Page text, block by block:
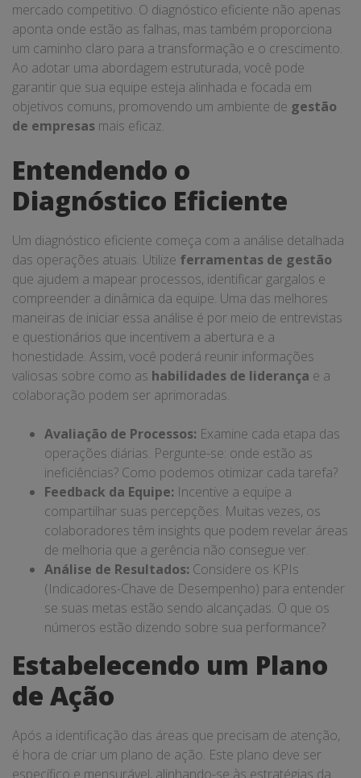
mercado competitivo. O diagnóstico eficiente não apenas
aponta onde estão as falhas, mas também proporciona
um caminho claro para a transformação e o crescimento.
Ao adotar uma abordagem estruturada, você pode
garantir que sua equipe esteja alinhada e focada em
objetivos comuns, promovendo um ambiente de gestão
de empresas mais eficaz.
Entendendo o
Diagnóstico Eficiente
Um diagnóstico eficiente começa com a análise detalhada
das operações atuais. Utilize ferramentas de gestão
que ajudem a mapear processos, identificar gargalos e
compreender a dinâmica da equipe. Uma das melhores
maneiras de iniciar essa análise é por meio de entrevistas
e questionários que incentivem a abertura e a
honestidade. Assim, você poderá reunir informações
valiosas sobre como as habilidades de liderança e a
colaboração podem ser aprimoradas.
Avaliação de Processos: Examine cada etapa das
operações diárias. Pergunte-se: onde estão as
ineficiências? Como podemos otimizar cada tarefa?
Feedback da Equipe: Incentive a equipe a
compartilhar suas percepções. Muitas vezes, os
colaboradores têm insights que podem revelar áreas
de melhoria que a gerência não consegue ver.
Análise de Resultados: Considere os KPIs
(Indicadores-Chave de Desempenho) para entender
se suas metas estão sendo alcançadas. O que os
números estão dizendo sobre sua performance?
Estabelecendo um Plano
de Ação
Após a identificação das áreas que precisam de atenção,
é hora de criar um plano de ação. Este plano deve ser
específico e mensurável, alinhando-se às estratégias da